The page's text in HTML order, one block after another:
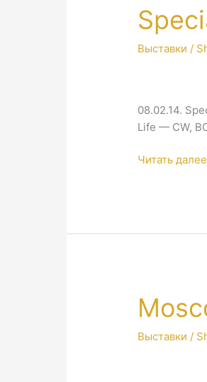
Выставки /
08.02.14.
Life — CW,
Special
Читать
Выставки /